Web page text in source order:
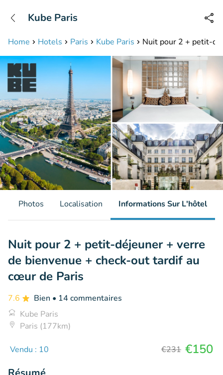
Disponible jusqu'à 23:00 heures
Home Hotels Paris Kube Paris Nuit pour 2 + petit-
Kube Paris
Photos Localisation Informations Sur L'hôtel
Nuit pour 2 + petit-déjeuner + verre
de bienvenue + check-out tardif au
cœur de Paris
7.6 Bien • 14 commentaires
Kube Paris
Paris (177km)
Vendu : 10 €231 €150